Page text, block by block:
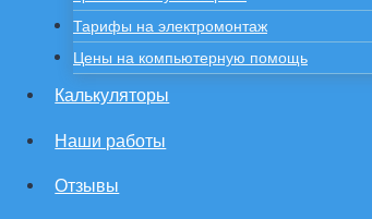
Тарифы на электромонтаж
Цены на компьютерную помощь
Калькуляторы
Наши работы
Отзывы